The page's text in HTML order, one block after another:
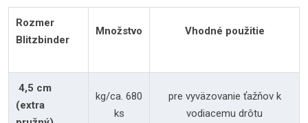
Rozmer
Blitzbinder
Množstvo Vhodné použitie
4,5 cm
(extra
kg/ca. 680
ks
pre vyväzovanie ťažňov k
vodiacemu drôtu